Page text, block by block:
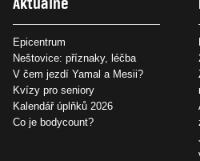
Epicentrum
Neštovice: příznaky, léčba
V čem jezdí Yamal a Mesii?
Kvízy pro seniory
Kalendář úplňků 2026
Co je bodycount?